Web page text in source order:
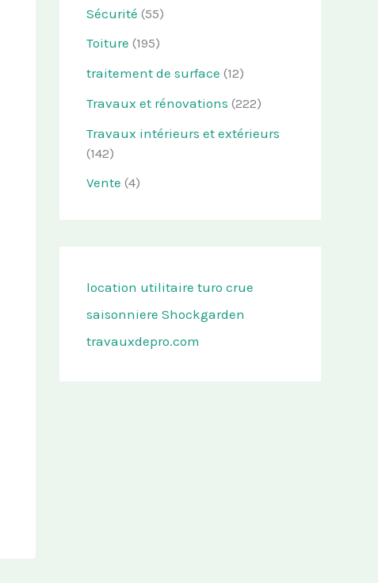
Sécurité (55)
Toiture (195)
traitement de surface (12)
Travaux et rénovations (222)
Travaux intérieurs et extérieurs
(142)
Vente (4)
location utilitaire turo crue
saisonniere Shockgarden
travauxdepro.com